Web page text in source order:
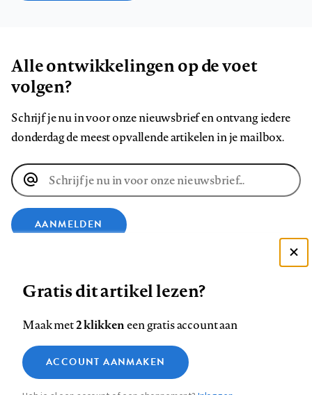
Alle ontwikkelingen op de voet
volgen?
Schrijf je nu in voor onze nieuwsbrief en ontvang iedere
donderdag de meest opvallende artikelen in je mailbox.
E-
mailadres
AANMELDEN
op
Facebook
op
LinkedIn
op
Bluesky
ons
op
InstagramYouTube
Footer
Contact Colofon Disclaimer Privacy
Medische vragen verdienen
betrouwbare antwoorden
Zie onze cookie policy
Analytische cookies
Gratis dit artikel lezen?
Maak met2 klikkeneen gratis account aan
ACCOUNT AANMAKEN